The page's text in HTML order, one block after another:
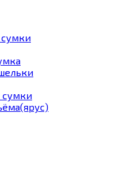
сумки
сумки